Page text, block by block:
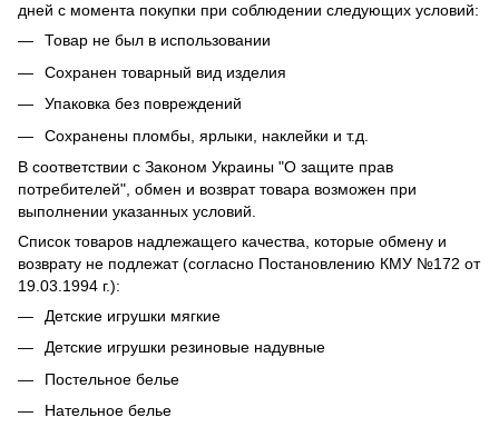
дней с момента покупки при соблюдении следующих условий:
Товар не был в использовании
Сохранен товарный вид изделия
Упаковка без повреждений
Сохранены пломбы, ярлыки, наклейки и т.д.
В соответствии с Законом Украины "О защите прав
потребителей", обмен и возврат товара возможен при
выполнении указанных условий.
Список товаров надлежащего качества, которые обмену и
возврату не подлежат (согласно Постановлению КМУ №172 от
19.03.1994 г.):
Детские игрушки мягкие
Детские игрушки резиновые надувные
Постельное белье
Нательное белье